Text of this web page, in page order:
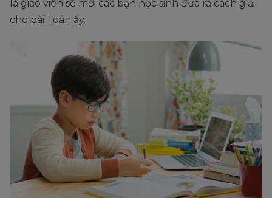
là giáo viên sẽ mời các bạn học sinh đưa ra cách giải
cho bài Toán ấy.